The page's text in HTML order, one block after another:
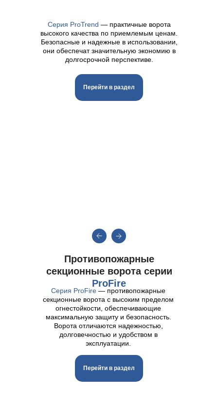
Противопожарные
секционные ворота серии
ProFire
Серия ProFire — противопожарные
секционные ворота с высоким пределом
огнестойкости, обеспечивающие
максимальную защиту и безопасность.
Ворота отличаются надежностью,
долговечностью и удобством в
эксплуатации.
Серия ProTrend — практичные ворота
высокого качества по приемлемым ценам.
Безопасные и надежные в использовании,
они обеспечат значительную экономию в
долгосрочной перспективе.
Перейти в раздел
Перейти в раздел